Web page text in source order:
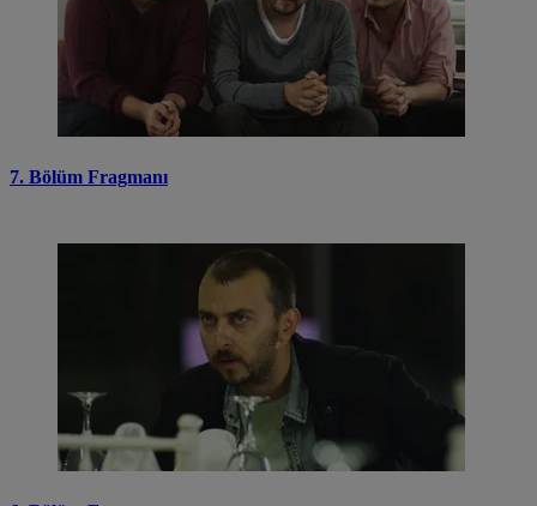
7. Bölüm Fragmanı